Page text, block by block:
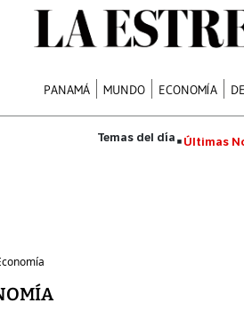
PANAMÁ MUNDO ECONOMÍA
Últimas